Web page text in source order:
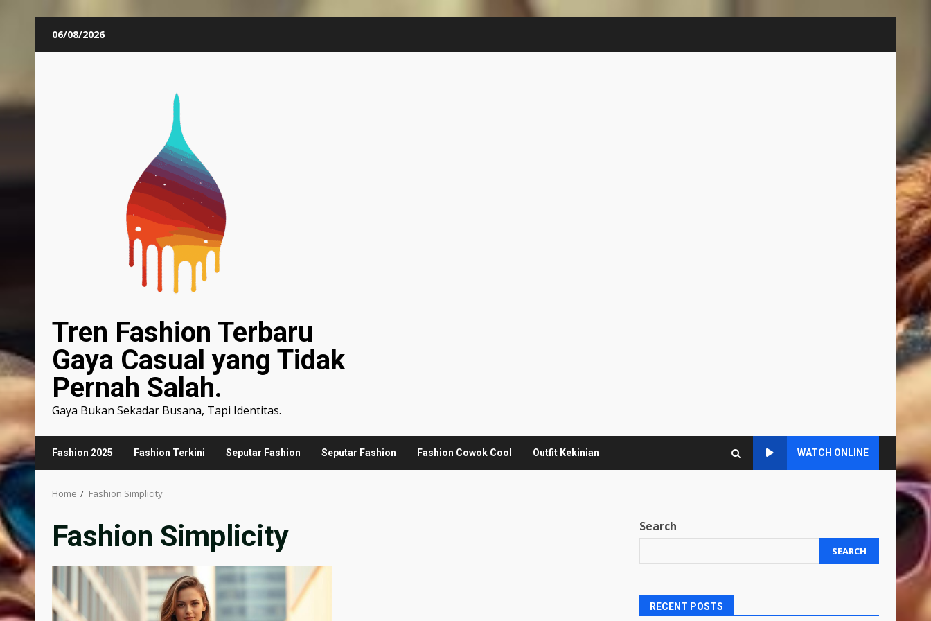
06/08/2026
Tren Fashion Terbaru
Gaya Casual yang Tidak
Pernah Salah.
Gaya Bukan Sekadar Busana, Tapi Identitas.
Fashion 2025 Fashion Terkini Seputar Fashion Seputar Fashion Fashion Cowok Cool Outfit Kekinian WATCH ONLINE
Home Fashion Simplicity
Fashion Simplicity Search
SEARCH
RECENT POSTS